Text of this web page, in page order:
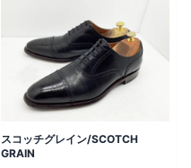
スコッチグレイン/SCOTCH
GRAIN